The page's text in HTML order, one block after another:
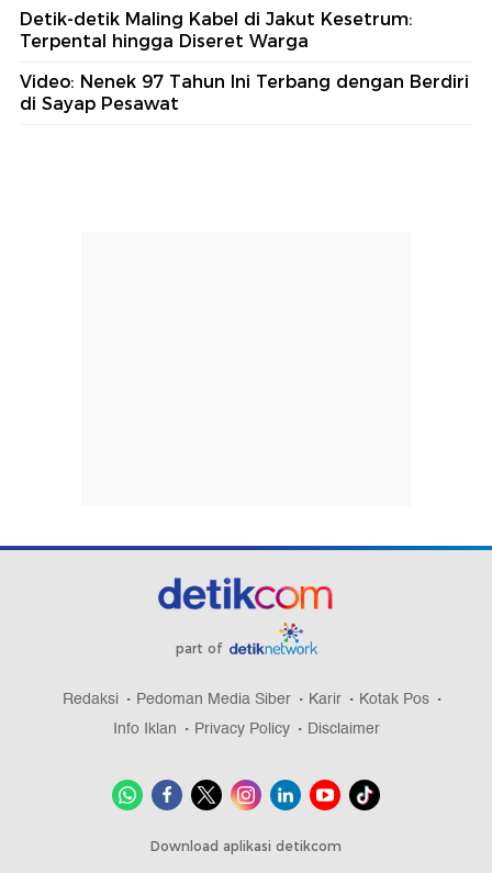
Detik-detik Maling Kabel di Jakut Kesetrum:
Terpental hingga Diseret Warga
Video: Nenek 97 Tahun Ini Terbang dengan Berdiri
di Sayap Pesawat
part of
Redaksi Pedoman Media Siber Karir
Kotak Pos
Info Iklan
Privacy Policy Disclaimer
Download aplikasi detikcom